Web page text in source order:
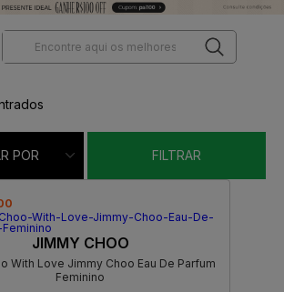
POR FILTRAR
JIMMY CHOO
With Love Jimmy Choo Eau De Parfum
Feminino